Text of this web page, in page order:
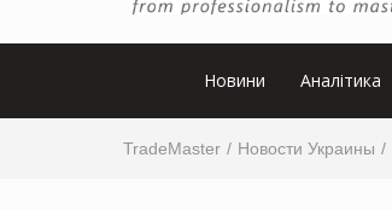
Новини Аналітика
TradeMaster Новости Украины